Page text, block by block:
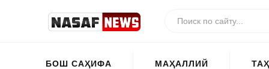
БОШ САҲИФА МАҲАЛЛИЙ